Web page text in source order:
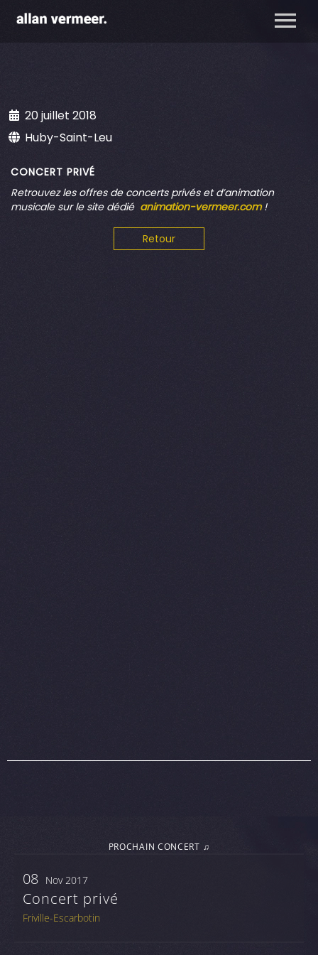
20 juillet 2018
Huby-Saint-Leu
CONCERT PRIVÉ
Retrouvezles offres de concerts privés et d’animation
musicale sur le site dédié animation-vermeer.com !
Retour
PROCHAIN CONCERT ♫
08 Nov 2017
Concert privé
Friville-Escarbotin